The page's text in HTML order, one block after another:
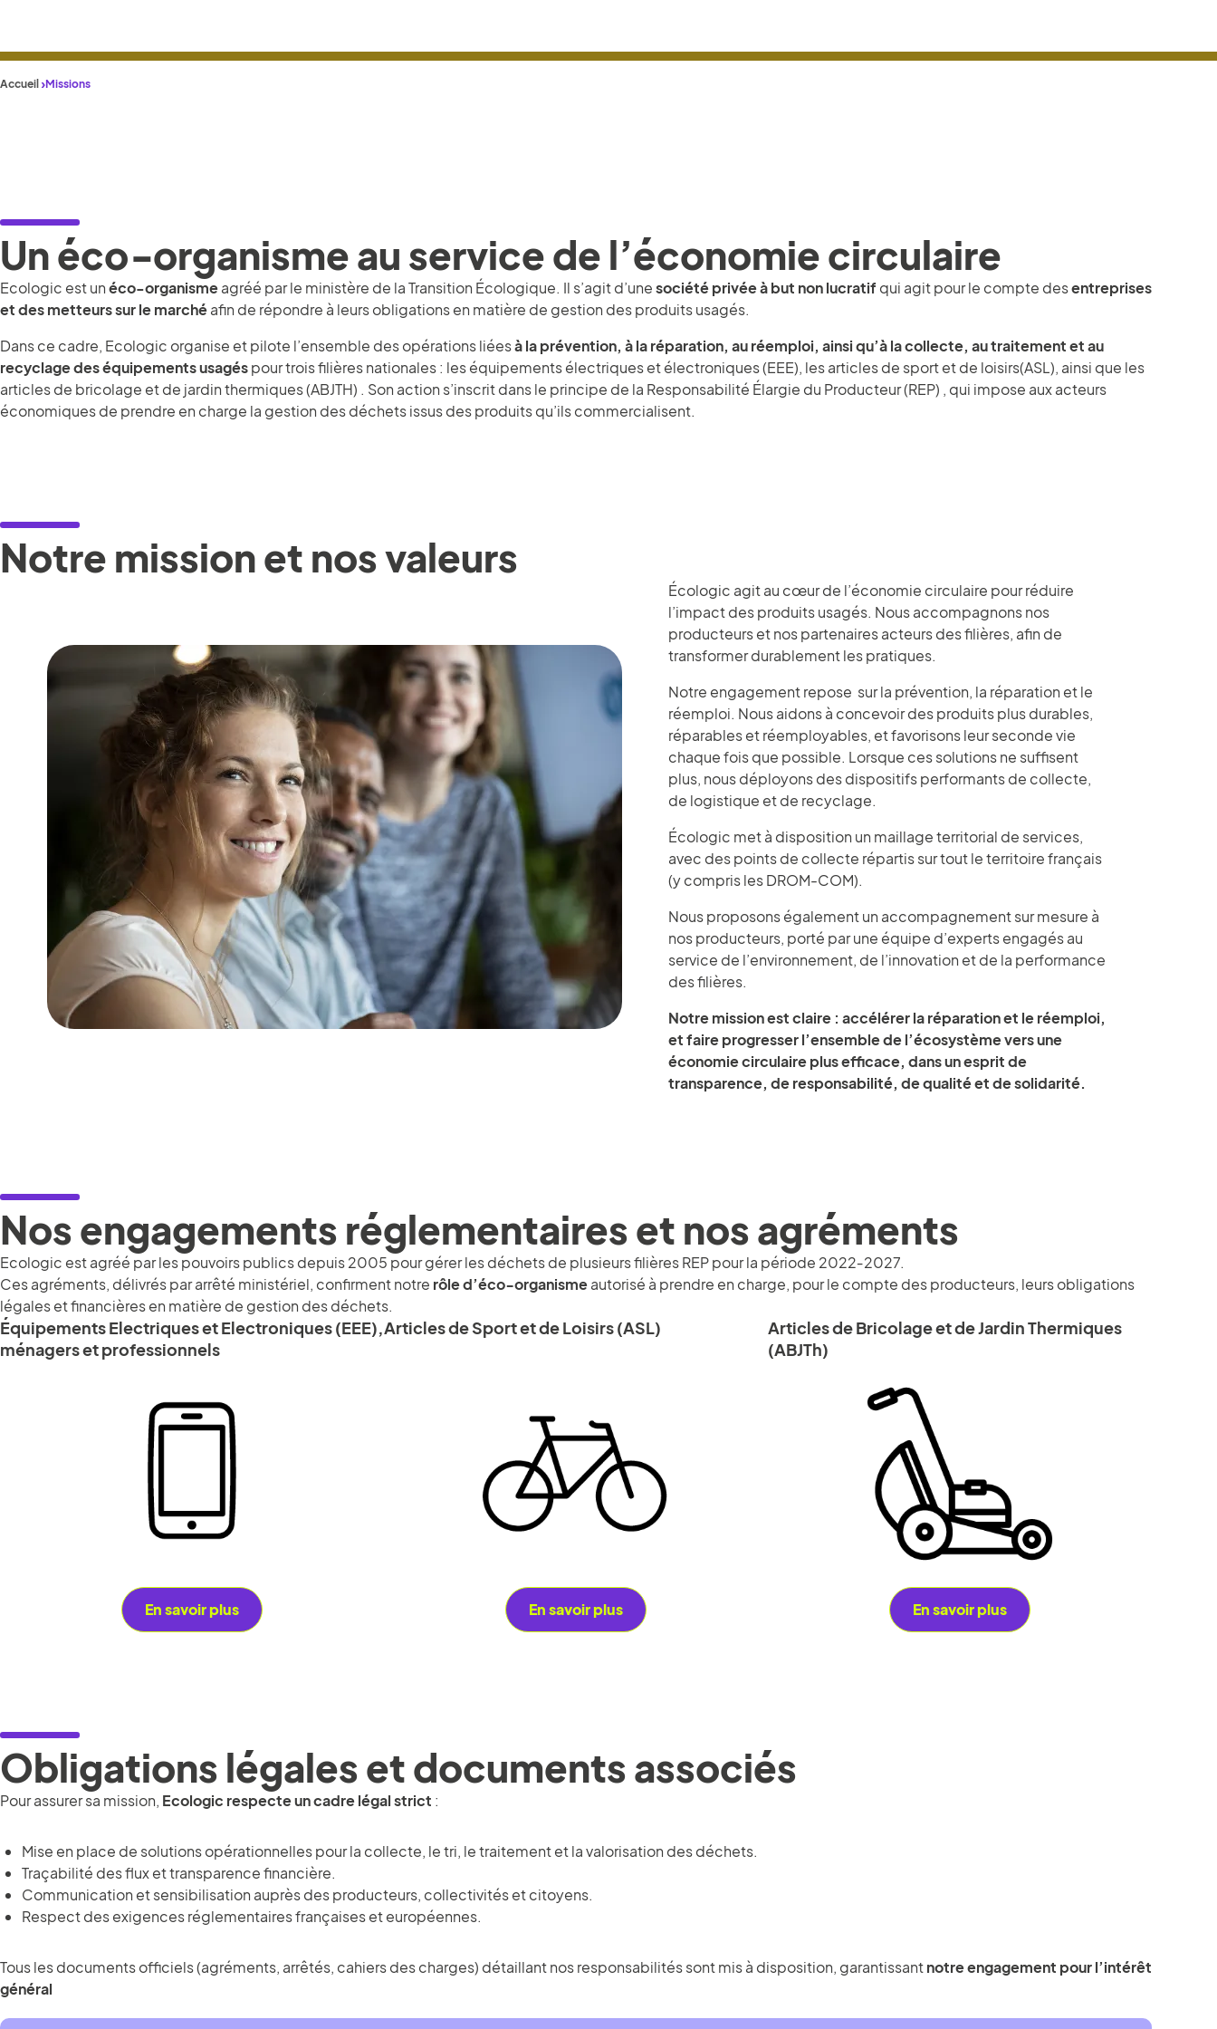
Accueil Missions
Un éco‑organisme au service de l’économie circulaire
Ecologic est unéco-organismeagréé par le ministère de la Transition Écologique. Il s’agit d’unesociété privée à but non lucratif qui agit pour le compte desentreprises
et des metteurs sur le marchéafin de répondre à leurs obligations en matière de gestion des produits usagés.
Dans ce cadre, Ecologic organise et pilote l’ensemble des opérations liéesà la prévention, à la réparation, au réemploi, ainsi qu’à la collecte, au traitement et au
recyclage des équipements usagéspour trois filières nationales : les équipements électriques et électroniques (EEE), les articles de sport et de loisirs(ASL), ainsi que les
articles de bricolage et de jardin thermiques (ABJTH) . Son action s’inscrit dans le principe de la Responsabilité Élargie du Producteur (REP) , qui impose aux acteurs
économiques de prendre en charge la gestion des déchets issus des produits qu’ils commercialisent.
Notre mission et nos valeurs
Écologic agit au cœur de l’économie circulaire pour réduire
l’impact des produits usagés. Nous accompagnons nos
producteurs et nos partenaires acteurs des filières, afin de
transformer durablement les pratiques.
Notre engagement repose sur la prévention, la réparation et le
réemploi. Nous aidons à concevoir des produits plus durables,
réparables et réemployables, et favorisons leur seconde vie
chaque fois que possible. Lorsque ces solutions ne suffisent
plus, nous déployons des dispositifs performants de collecte,
de logistique et de recyclage.
Écologic met à disposition un maillage territorial de services,
avec des points de collecte répartis sur tout le territoire français
(y compris les DROM-COM).
Nous proposons également un accompagnement sur mesure à
nos producteurs, porté par une équipe d’experts engagés au
service de l’environnement, de l’innovation et de la performance
des filières.
Notre mission est claire : accélérer la réparation et le réemploi,
et faire progresser l’ensemble de l’écosystème vers une
économie circulaire plus efficace, dans un esprit de
transparence, de responsabilité, de qualité et de solidarité.
Nos engagements réglementaires et nos agréments
Ecologic est agréé par les pouvoirs publics depuis 2005 pour gérer les déchets de plusieurs filières REP pour la période 2022‑2027.
Ces agréments, délivrés par arrêté ministériel, confirment notre rôle d’éco‑organismeautorisé à prendre en charge, pour le compte des producteurs, leurs obligations
légales et financières en matière de gestion des déchets.
Équipements Electriques et Electroniques (EEE),
ménagers et professionnels
En savoir plus
Articles de Sport et de Loisirs (ASL)
En savoir plus
Articles de Bricolage et de Jardin Thermiques
(ABJTh)
En savoir plus
Obligations légales et documents associés
Pour assurer sa mission, Ecologic respecte un cadre légal strict :
Mise en place de solutions opérationnelles pour la collecte, le tri, le traitement et la valorisation des déchets.
Traçabilité des flux et transparence financière.
Communication et sensibilisation auprès des producteurs, collectivités et citoyens.
Respect des exigences réglementaires françaises et européennes.
Tous les documents officiels (agréments, arrêtés, cahiers des charges) détaillant nos responsabilités sont mis à disposition, garantissantnotre engagement pour l’intérêt
général